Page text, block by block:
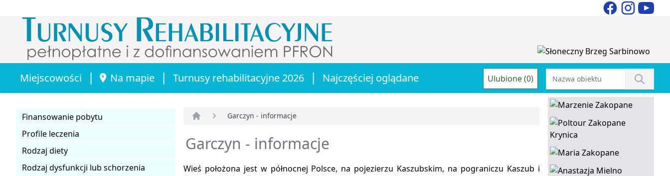
Miejscowości | Na mapie | Turnusy rehabilitacyjne 2026 | Najczęściej oglądane Ulubione (0)
Finansowanie pobytu
Profile leczenia
Rodzaj diety
Rodzaj dysfunkcji lub schorzenia
Garczyn - informacje
Garczyn - informacje
Wieś położona jest w północnej Polsce, na pojezierzu Kaszubskim, na pograniczu Kaszub i